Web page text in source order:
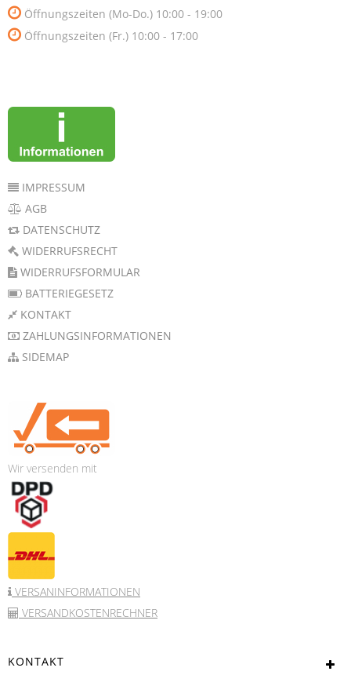
Öffnungszeiten (Mo-Do.) 10:00 - 19:00
Öffnungszeiten (Fr.) 10:00 - 17:00
IMPRESSUM
AGB
DATENSCHUTZ
WIDERRUFSRECHT
WIDERRUFSFORMULAR
BATTERIEGESETZ
KONTAKT
ZAHLUNGSINFORMATIONEN
SIDEMAP
Wir versenden mit
VERSANINFORMATIONEN
VERSANDKOSTENRECHNER
KONTAKT